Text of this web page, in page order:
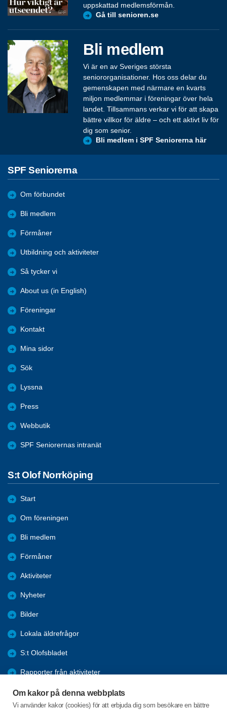
Om kakor på denna webbplats
Vi använder kakor (cookies) för att erbjuda dig som besökare en bättre
uppskattad medlemsförmån.
Gå till senioren.se
Bli medlem
Vi är en av Sveriges största
seniororganisationer. Hos oss delar du
gemenskapen med närmare en kvarts
miljon medlemmar i föreningar över hela
landet. Tillsammans verkar vi för att skapa
bättre villkor för äldre – och ett aktivt liv för
dig som senior.
Bli medlem i SPF Seniorerna här
SPF Seniorerna
Om förbundet
Bli medlem
Förmåner
Utbildning och aktiviteter
Så tycker vi
About us (in English)
Föreningar
Kontakt
Mina sidor
Sök
Lyssna
Press
Webbutik
SPF Seniorernas intranät
S:t Olof Norrköping
Start
Om föreningen
Bli medlem
Förmåner
Aktiviteter
Nyheter
Bilder
Lokala äldrefrågor
S:t Olofsbladet
Rapporter från aktiviteter
Historia